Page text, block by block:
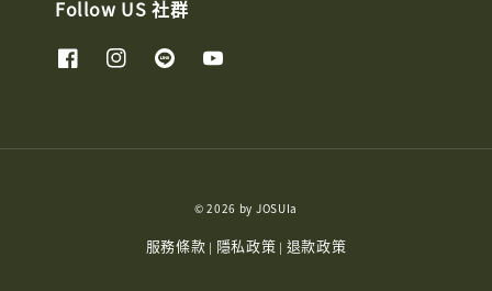
Follow US 社群
© 2026 by JOSUIa
服務條款 | 隱私政策 | 退款政策